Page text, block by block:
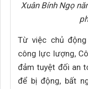
Xuân Bính Ngọ
Từ việc chủ
công lực lượng,
đảm tuyệt đối an
để bị động, bất